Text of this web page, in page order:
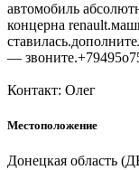
автомобиль
концерна
—
Контакт: Олег
Местоположение
Донецкая область